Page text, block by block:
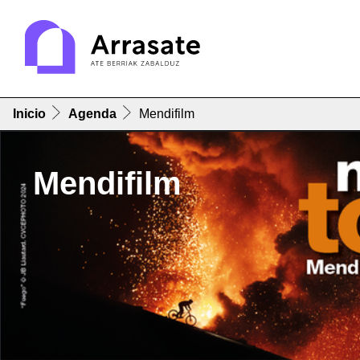
Inicio Agenda Mendifilm
Mendifilm